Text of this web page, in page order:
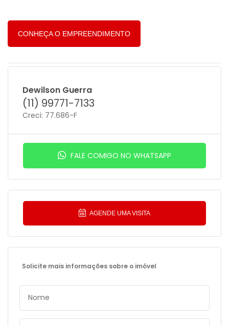
CONHEÇA O EMPREENDIMENTO
Dewilson Guerra
(11) 99771-7133
Creci: 77.686-F
FALE COMIGO NO WHATSAPP
AGENDE UMA VISITA
Solicite mais informações sobre o imóvel